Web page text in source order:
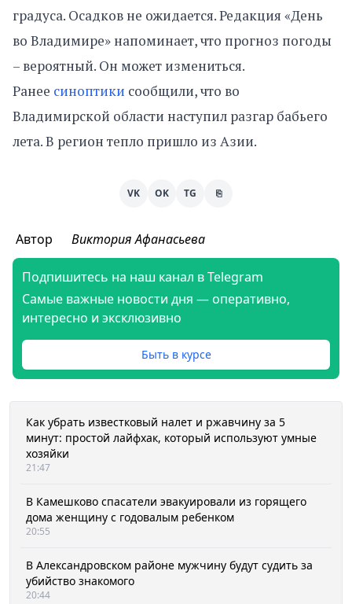
градуса. Осадков не ожидается. Редакция «День
во Владимире» напоминает, что прогноз погоды
– вероятный. Он может измениться.
Ранее синоптики сообщили, что во
Владимирской области наступил разгар бабьего
лета. В регион тепло пришло из Азии.
VK OK TG ⎘
Автор Виктория Афанасьева
Подпишитесь на наш канал в Telegram
Самые важные новости дня — оперативно,
интересно и эксклюзивно
Быть в курсе
Как убрать известковый налет и ржавчину за 5
минут: простой лайфхак, который используют умные
хозяйки
21:47
В Камешково спасатели эвакуировали из горящего
дома женщину с годовалым ребенком
20:55
В Александровском районе мужчину будут судить за
убийство знакомого
20:44